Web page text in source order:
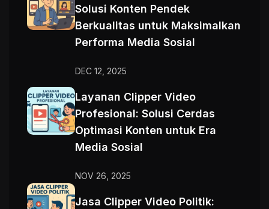
Solusi Konten Pendek
Berkualitas untuk Maksimalkan
Performa Media Sosial
DEC 12, 2025
Layanan Clipper Video
Profesional: Solusi Cerdas
Optimasi Konten untuk Era
Media Sosial
NOV 26, 2025
Jasa Clipper Video Politik: